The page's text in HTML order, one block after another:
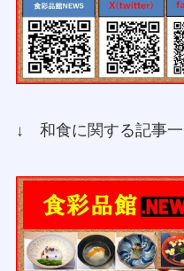
↓ 和食に関する記事